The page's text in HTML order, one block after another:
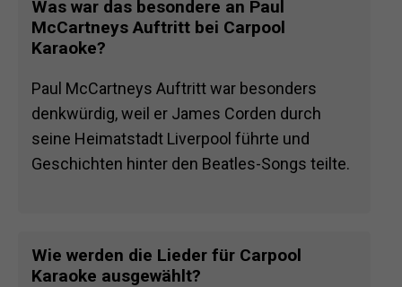
Was war das besondere an Paul
McCartneys Auftritt bei Carpool
Karaoke?
Paul McCartneys Auftritt war besonders
denkwürdig, weil er James Corden durch
seine Heimatstadt Liverpool führte und
Geschichten hinter den Beatles-Songs teilte.
Wie werden die Lieder für Carpool
Karaoke ausgewählt?